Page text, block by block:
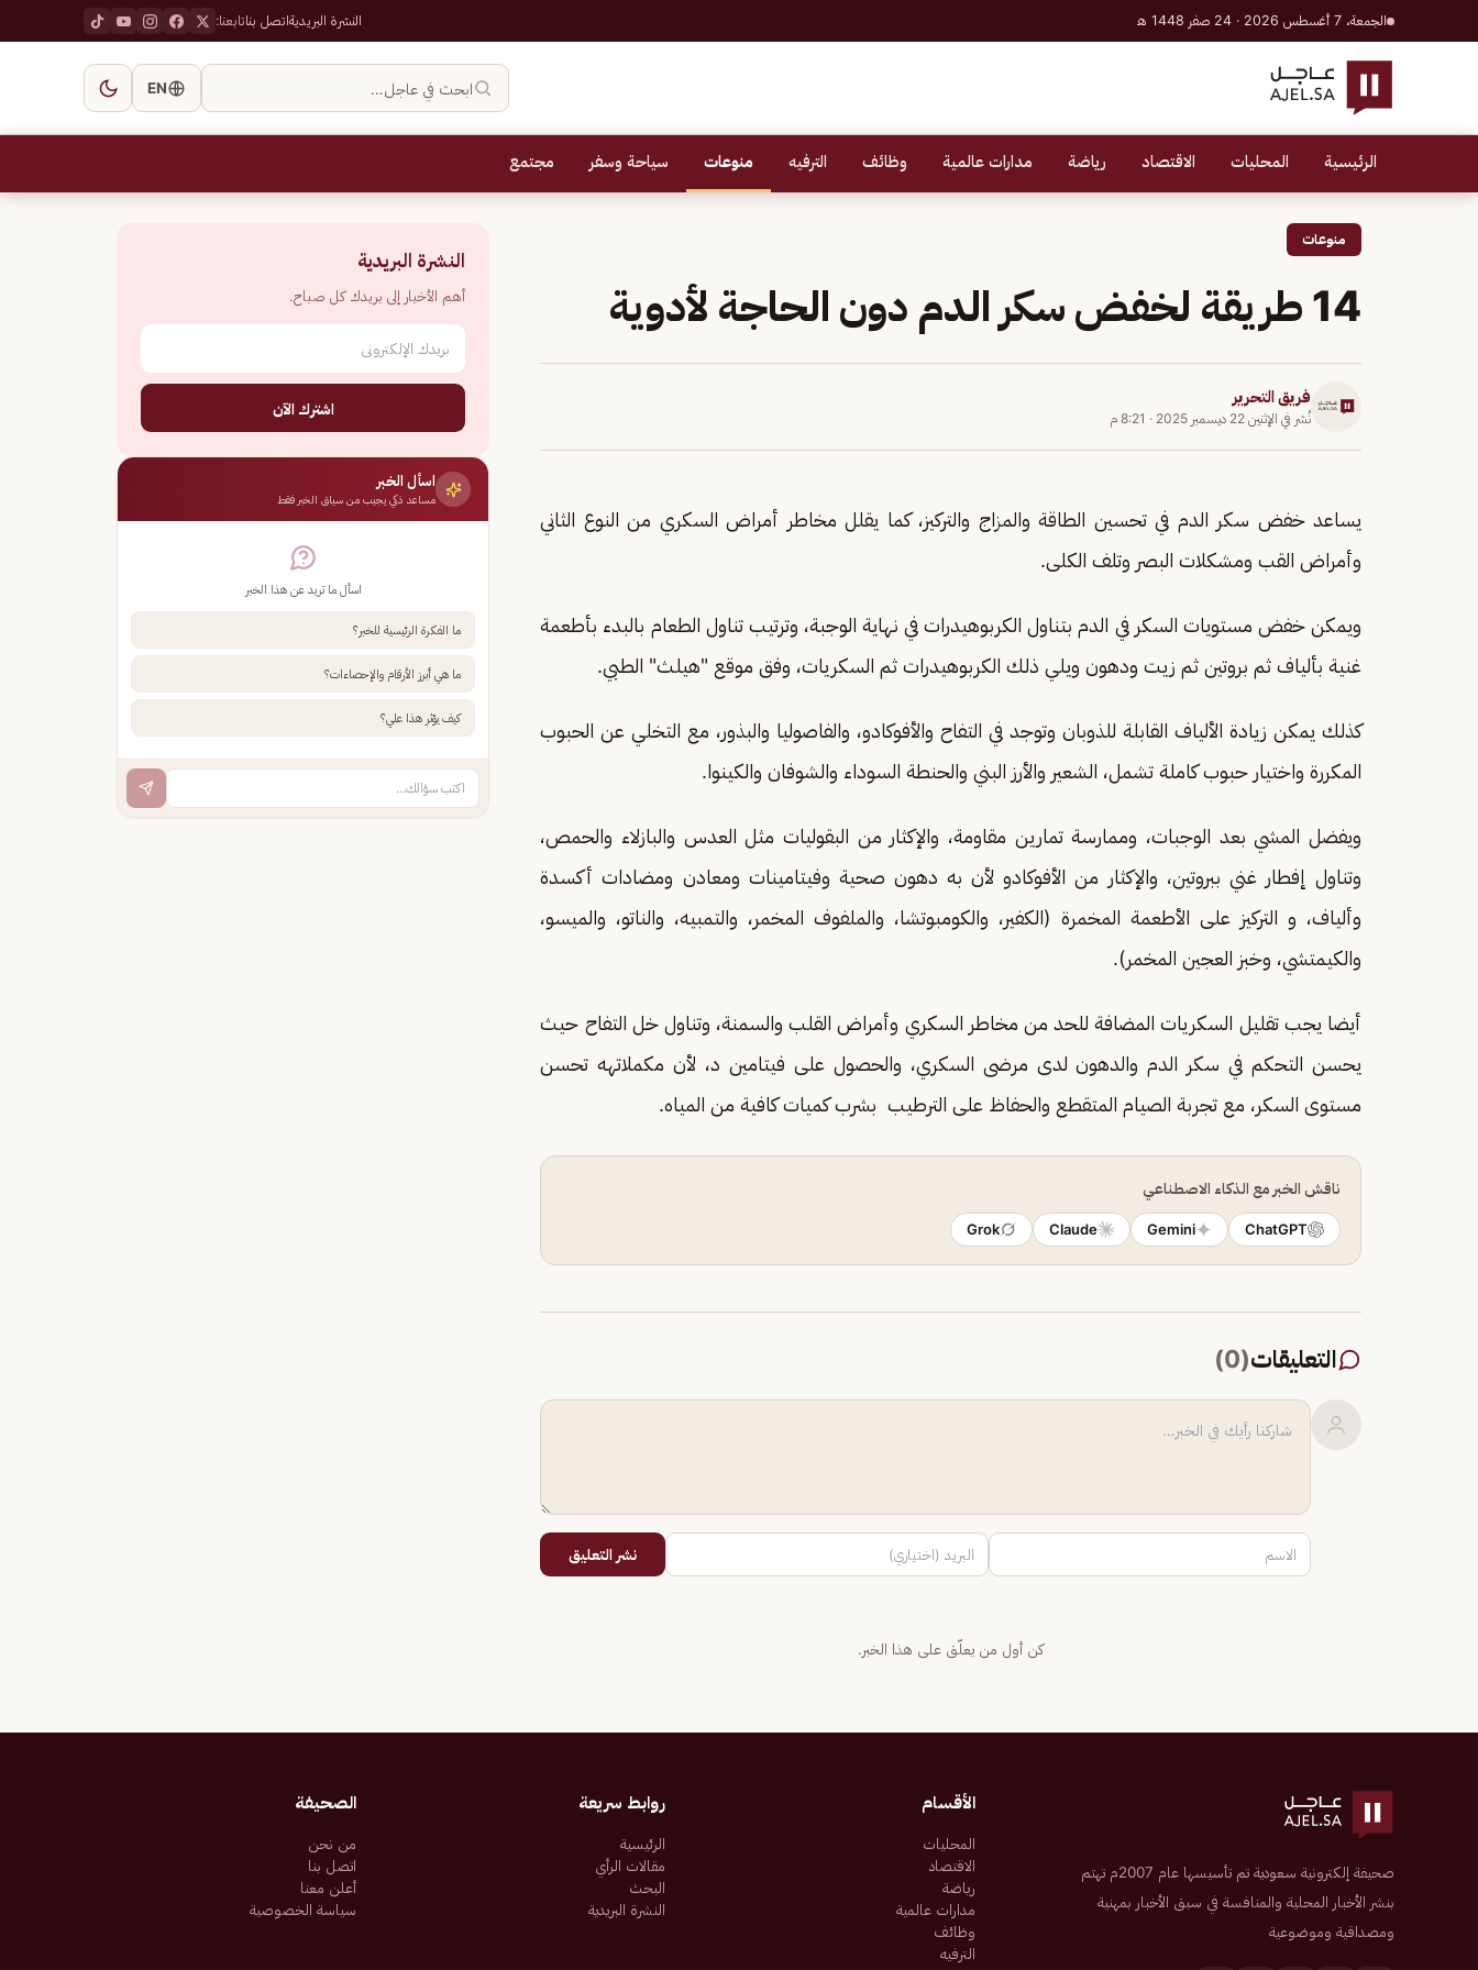
الجمعة، 7 أغسطس 2026 · 24 صفر 1448 هـ النشرة البريديةاتصل بناتابعنا:
ابحث في عاجل… EN
الرئيسية المحليات الاقتصاد رياضة مدارات عالمية وظائف الترفيه منوعات سياحة وسفر مجتمع
منوعات
14 طريقة لخفض سكر الدم دون الحاجة لأدوية
فريق التحرير
نُشر في الإثنين 22 ديسمبر 2025 · 8:21 م
يساعد خفض سكر الدم في تحسين الطاقة والمزاج والتركيز، كما يقلل مخاطر أمراض السكري من النوع الثاني
وأمراض القب ومشكلات البصر وتلف الكلى.
ويمكن خفض مستويات السكر في الدم بتناول الكربوهيدرات في نهاية الوجبة، وترتيب تناول الطعام بالبدء بأطعمة
غنية بألياف ثم بروتين ثم زيت ودهون ويلي ذلك الكربوهيدرات ثم السكريات، وفق موقع "هيلث" الطبي.
كذلك يمكن زيادة الألياف القابلة للذوبان وتوجد في التفاح والأفوكادو، والفاصوليا والبذور، مع التخلي عن الحبوب
المكررة واختيار حبوب كاملة تشمل، الشعير والأرز البني والحنطة السوداء والشوفان والكينوا.
ويفضل المشي بعد الوجبات، وممارسة تمارين مقاومة، والإكثار من البقوليات مثل العدس والبازلاء والحمص،
وتناول إفطار غني ببروتين، والإكثار من الأفوكادو لأن به دهون صحية وفيتامينات ومعادن ومضادات أكسدة
وألياف، و التركيز على الأطعمة المخمرة (الكفير، والكومبوتشا، والملفوف المخمر، والتمبيه، والناتو، والميسو،
والكيمتشي، وخبز العجين المخمر).
أيضا يجب تقليل السكريات المضافة للحد من مخاطر السكري وأمراض القلب والسمنة، وتناول خل التفاح حيث
يحسن التحكم في سكر الدم والدهون لدى مرضى السكري، والحصول على فيتامين د، لأن مكملاتهه تحسن
مستوى السكر، مع تجربة الصيام المتقطع والحفاظ على الترطيب بشرب كميات كافية من المياه.
ناقش الخبر مع الذكاء الاصطناعي
ChatGPT
Gemini
Claude
Grok
التعليقات(
0
)
نشر التعليق
كن أول من يعلّق على هذا الخبر.
النشرة البريدية
أهم الأخبار إلى بريدك كل صباح.
اشترك الآن
اسأل الخبر
مساعد ذكي يجيب من سياق الخبر فقط
اسأل ما تريد عن هذا الخبر
ما الفكرة الرئيسية للخبر؟
ما هي أبرز الأرقام والإحصاءات؟
كيف يؤثر هذا علي؟
صحيفة إلكترونية سعودية تم تأسيسها عام 2007م تهتم
بنشر الأخبار المحلية والمنافسة في سبق الأخبار بمهنية
ومصداقية وموضوعية
الأقسام
المحليات
الاقتصاد
رياضة
مدارات عالمية
وظائف
الترفيه
روابط سريعة
الرئيسية
مقالات الرأي
البحث
النشرة البريدية
الصحيفة
من نحن
اتصل بنا
أعلن معنا
سياسة الخصوصية